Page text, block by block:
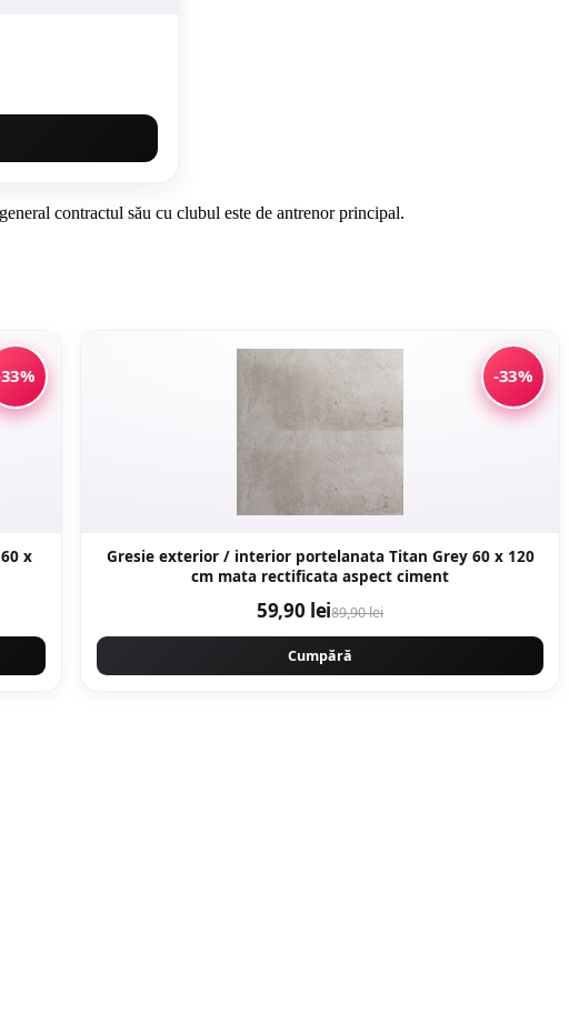
contractul său cu clubul este de antrenor principal.
-33%
Gresie exterior / interior portelanata Titan Grey 60 x 120
cm mata rectificata aspect ciment
59,90 lei89,90 lei
Cumpără